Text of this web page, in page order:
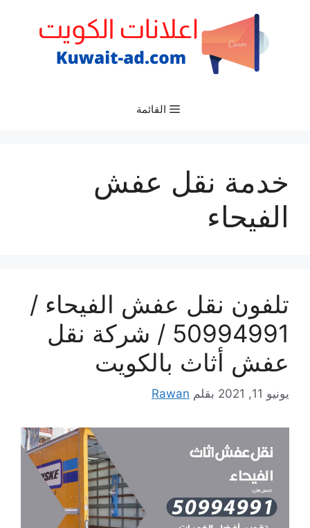
القائمة
خدمة نقل عفش
الفيحاء
تلفون نقل عفش الفيحاء /
50994991 / شركة نقل
عفش أثاث بالكويت
يونيو 11, 2021 بقلم Rawan